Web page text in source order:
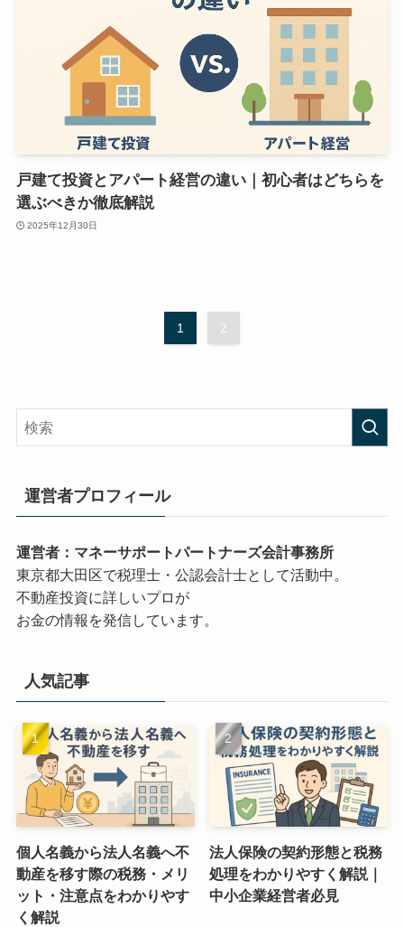
戸建て投資とアパート経営の違い｜初心者はどちらを
選ぶべきか徹底解説
2025年12月30日
1 2
運営者プロフィール
運営者：マネーサポートパートナーズ会計事務所
東京都大田区で税理士・公認会計士として活動中。
不動産投資に詳しいプロが
お金の情報を発信しています。
人気記事
個人名義から法人名義へ不
動産を移す際の税務・メリ
ット・注意点をわかりやす
く解説
法人保険の契約形態と税務
処理をわかりやすく解説｜
中小企業経営者必見